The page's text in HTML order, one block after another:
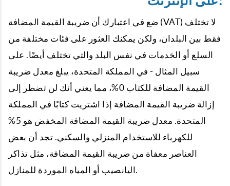
ضع في اعتبارك أن ضريبة القيمة المضافة (VAT) لا تختلف
فقط بين البلدان، ولكن يمكنك العثور على فئات مختلفة من
السلع أو الخدمات في نفس البلد والتي تختلف أيضًا. على
سبيل المثال - في المملكة المتحدة، يبلغ معدل ضريبة
القيمة المضافة للكتاب 0%، مما يعني أنك لن تضطر إلى
إزالة ضريبة القيمة المضافة إذا اشتريت كتابًا في المملكة
المتحدة. معدل ضريبة القيمة المضافة المخفض هو 5%
للكهرباء للاستخدام المنزلي والسكني. تجد أن بعض
العناصر معفاة من ضريبة القيمة المضافة، مثل تذاكر
اليانصيب أو المياه الموردة للمنازل.